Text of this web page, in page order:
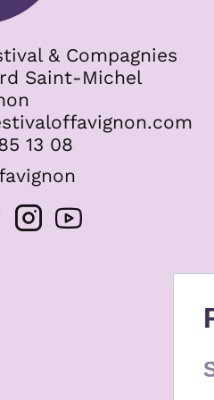
& Compagnies
Saint-Michel
13 08